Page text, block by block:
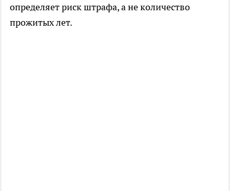
определяет риск штрафа, а не количество
прожитых лет.